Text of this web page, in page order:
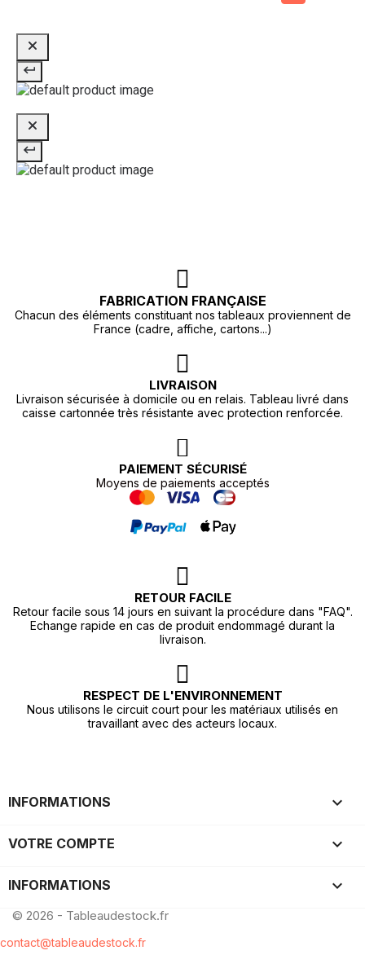
FABRICATION FRANÇAISE
Chacun des éléments constituant nos tableaux proviennent de
France (cadre, affiche, cartons...)
LIVRAISON
Livraison sécurisée à domicile ou en relais. Tableau livré dans
caisse cartonnée très résistante avec protection renforcée.
PAIEMENT SÉCURISÉ
Moyens de paiements acceptés
RETOUR FACILE
Retour facile sous 14 jours en suivant la procédure dans "FAQ".
Echange rapide en cas de produit endommagé durant la
livraison.
RESPECT DE L'ENVIRONNEMENT
Nous utilisons le circuit court pour les matériaux utilisés en
travaillant avec des acteurs locaux.
INFORMATIONS 
VOTRE COMPTE 
INFORMATIONS keyboard_arrow_down
© 2026 - Tableaudestock.fr
contact@tableaudestock.fr